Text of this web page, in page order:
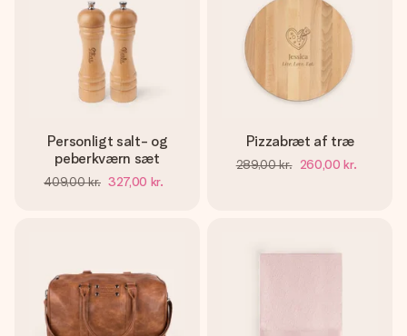
Personligt salt- og
peberkværn sæt
409,00 kr. 327,00 kr.
Pizzabræt af træ
289,00 kr. 260,00 kr.